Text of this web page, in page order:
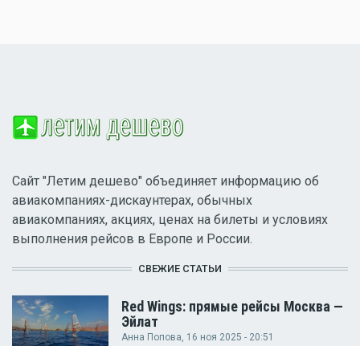
Сайт "Летим дешево" объединяет информацию об
авиакомпаниях-дискаунтерах, обычных
авиакомпаниях, акциях, ценах на билеты и условиях
выполнения рейсов в Европе и России.
СВЕЖИЕ СТАТЬИ
Red Wings: прямые рейсы Москва —
Эйлат
Анна Попова, 16 ноя 2025 - 20:51